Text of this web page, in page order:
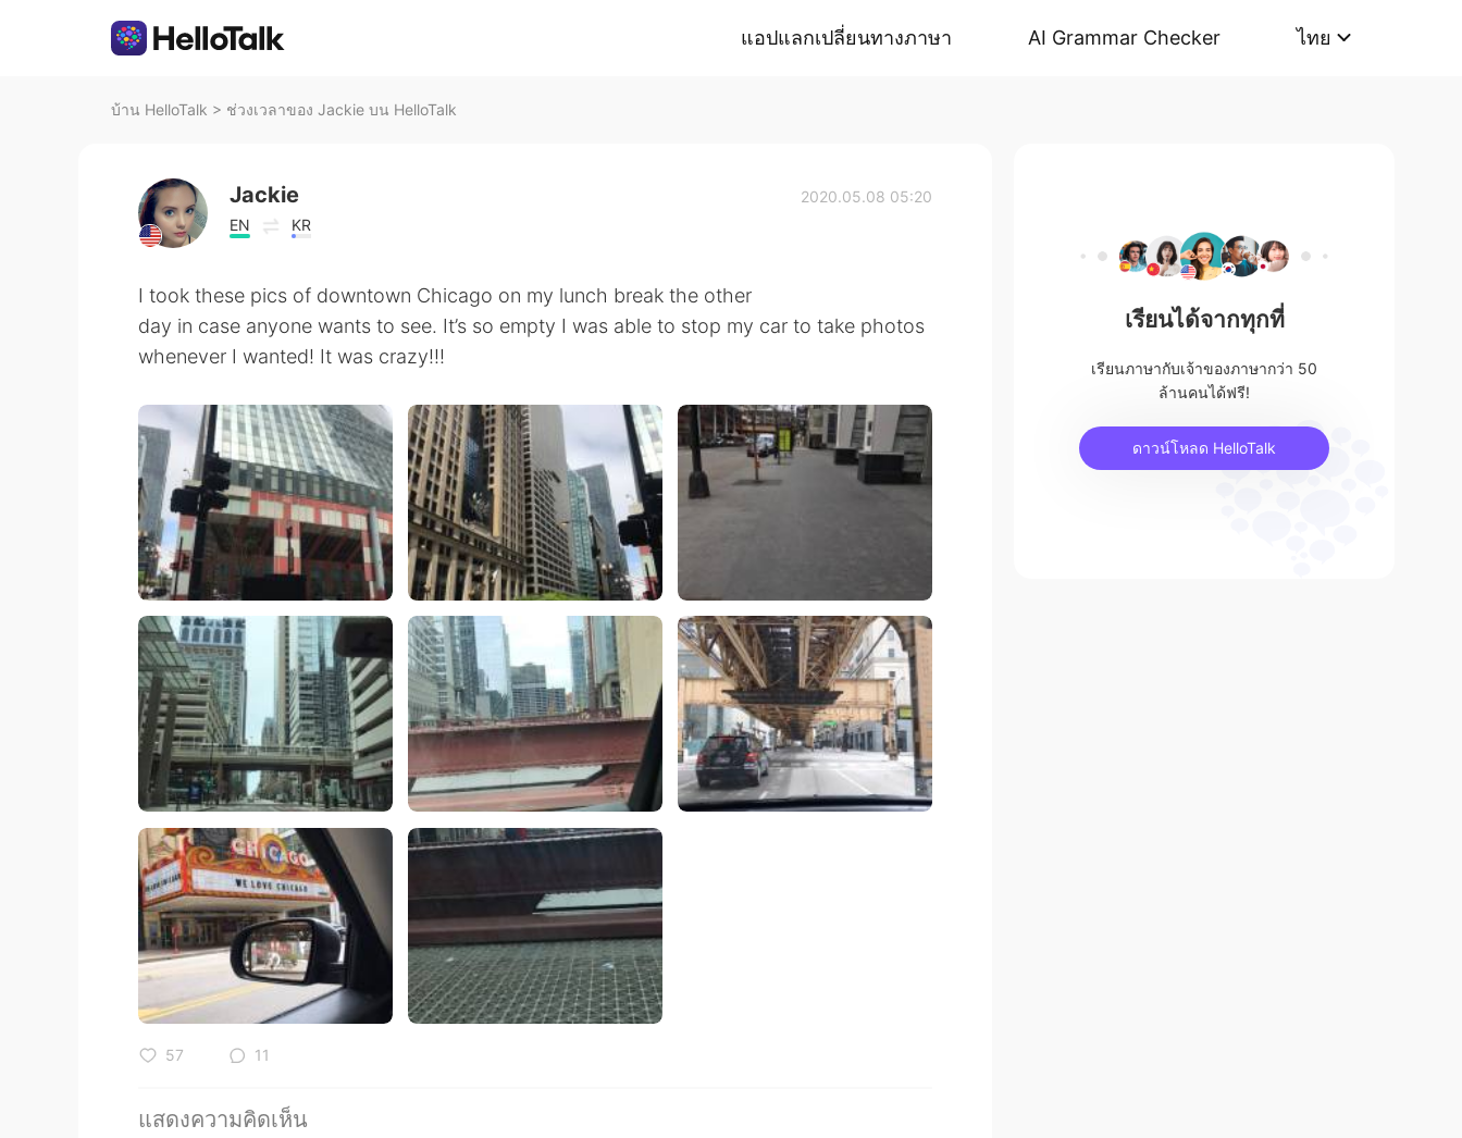
แอปแลกเปลี่ยนทางภาษา AI Grammar Checker ไทย
บ้าน HelloTalk > ช่วงเวลาของ Jackie บน HelloTalk
Jackie
EN KR
2020.05.08 05:20
I took these pics of downtown Chicago on my lunch break the other
day in case anyone wants to see. It’s so empty I was able to stop my car to take photos
whenever I wanted! It was crazy!!!
57 11
แสดงความคิดเห็น
เรียนได้จากทุกที่
เรียนภาษากับเจ้าของภาษากว่า 50
ล้านคนได้ฟรี!
ดาวน์โหลด HelloTalk